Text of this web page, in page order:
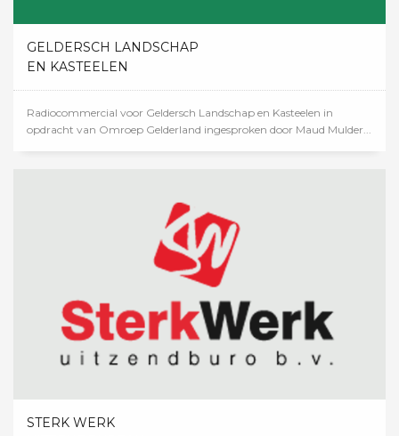
GELDERSCH LANDSCHAP
EN KASTEELEN
Radiocommercial voor Geldersch Landschap en Kasteelen in
opdracht van Omroep Gelderland ingesproken door Maud Mulder...
STERK WERK